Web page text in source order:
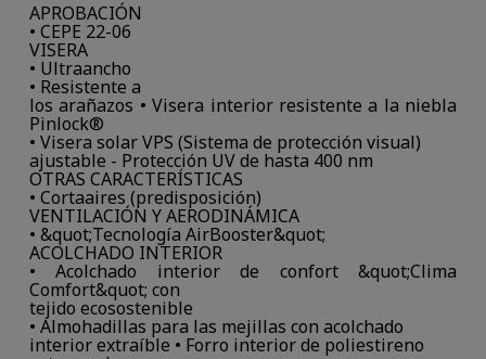
APROBACIÓN
• CEPE 22-06
VISERA
• Ultraancho
• Resistente a
los arañazos • Visera interior resistente a la niebla
Pinlock®
• Visera solar VPS (Sistema de protección visual)
ajustable - Protección UV de hasta 400 nm
OTRAS CARACTERÍSTICAS
• Cortaaires (predisposición)
VENTILACIÓN Y AERODINÁMICA
• &quot;Tecnología AirBooster&quot;
ACOLCHADO INTERIOR
• Acolchado interior de confort &quot;Clima
Comfort&quot; con
tejido ecosostenible
• Almohadillas para las mejillas con acolchado
interior extraíble • Forro interior de poliestireno